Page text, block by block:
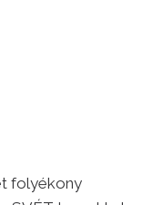
folyékony